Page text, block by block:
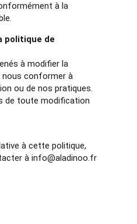
à la
politique de
à modifier la
nous conformer à
ou de nos pratiques.
de toute modification
à cette politique,
à info@aladinoo.fr